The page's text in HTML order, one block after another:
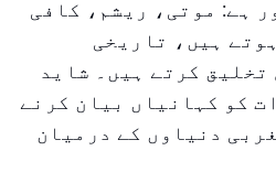
ہے: موتی، ریشم، کافی
ہیں، تاریخی
تخلیق کرتے ہیں۔ شاید
کو کہانیاں بیان کرنے
دنیاوں کے درمیان